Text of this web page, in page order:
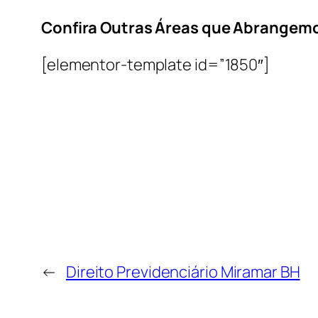
Confira Outras Áreas que
[elementor-template id=”1850″]
← Direito Previdenciário Miramar BH